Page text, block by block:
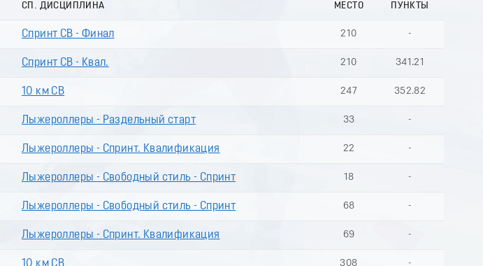
СП. ДИСЦИПЛИНА МЕСТО ПУНКТЫ
Спринт СВ - Финал 210 -
Спринт СВ - Квал. 210 341.21
10 км СВ 247 352.82
Лыжероллеры - Раздельный старт 33 -
Лыжероллеры - Спринт. Квалификация 22 -
Лыжероллеры - Свободный стиль - Спринт 18 -
Лыжероллеры - Свободный стиль - Спринт 68 -
Лыжероллеры - Спринт. Квалификация 69 -
308 -